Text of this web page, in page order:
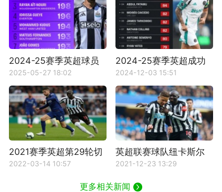
2024-25赛季英超球员
地面对抗成功榜前十有
哪些球员？
2025-05-27 18:02
2024-25赛季英超成功
对抗榜前五名有哪些球
员？
2024-12-03 15:51
2021赛季英超第29轮切
尔西VS纽卡斯尔联比赛
2022-03-14 10:57
英超联赛球队纽卡斯尔
联足球俱乐部资料介绍
2021-12-23 13:29
更多相关新闻